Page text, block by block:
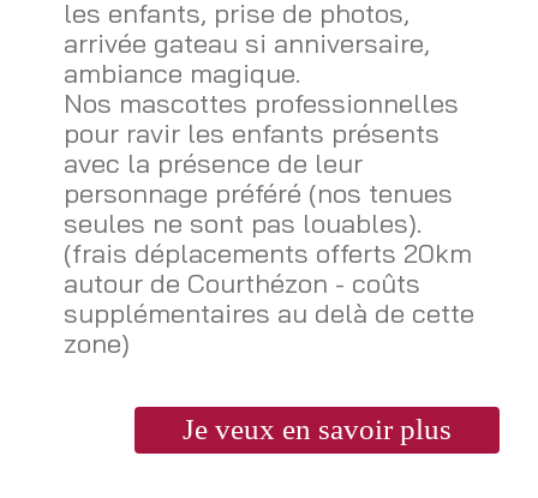
les enfants, prise de photos,
arrivée gateau si anniversaire,
ambiance magique.
Nos mascottes professionnelles
pour ravir les enfants présents
avec la présence de leur
personnage préféré (nos tenues
seules ne sont pas louables).
(frais déplacements offerts 20km
autour de Courthézon - coûts
supplémentaires au delà de cette
zone)
Je veux en savoir plus